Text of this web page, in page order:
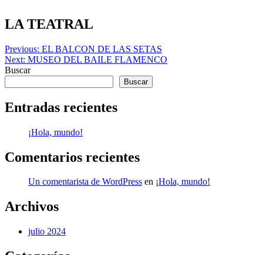
to
content
LA TEATRAL
Navegación
de
Previous: EL BALCON DE LAS SETAS
Next: MUSEO DEL BAILE FLAMENCO
Buscar
Buscar
Entradas recientes
¡Hola, mundo!
Comentarios recientes
Un comentarista de WordPress en ¡Hola, mundo!
Archivos
julio 2024